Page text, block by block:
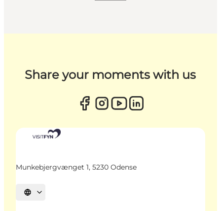
Share your moments with us
Munkebjergvænget 1, 5230 Odense
Sprache auswählen